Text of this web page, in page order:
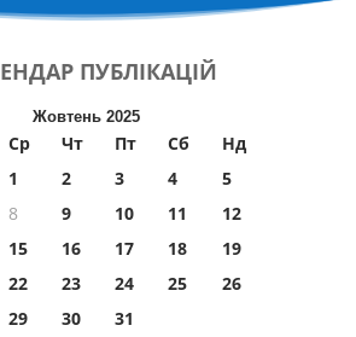
ПУБЛІКАЦІЙ
Жовтень 2025
Ср Чт Пт Сб
Нд
1
2 3 4
5
8 9 10 11
12
15 16 17 18
19
22 23 24 25
26
29 30
31